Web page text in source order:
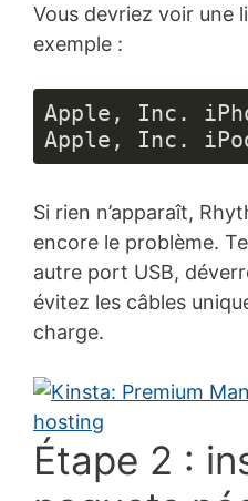
Vous devriez voir une
exemple :
Apple, Inc.
Apple, Inc.
Si rien n’apparaît,
encore le problème.
autre port USB,
évitez les câbles
charge.
Étape 2 :